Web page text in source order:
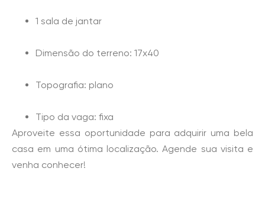
1 sala de jantar
Dimensão do terreno: 17x40
Topografia: plano
Tipo da vaga: fixa
Aproveite essa oportunidade para adquirir uma bela
casa em uma ótima localização. Agende sua visita e
venha conhecer!